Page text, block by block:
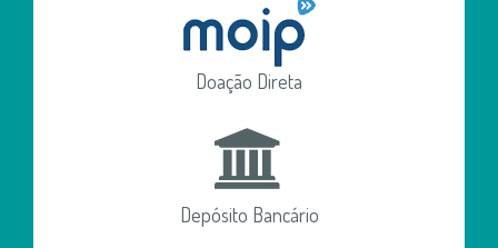
Doação Direta
Depósito Bancário